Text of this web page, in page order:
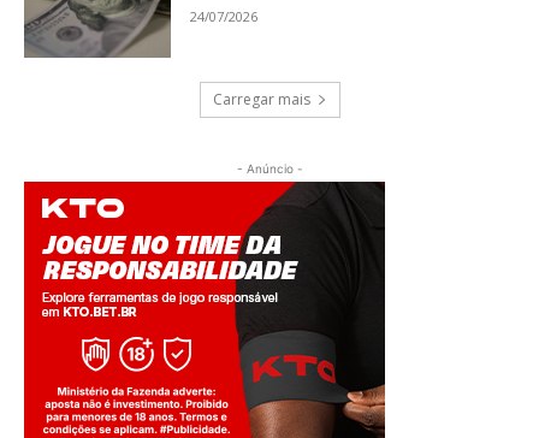
24/07/2026
Carregar mais
- Anúncio -